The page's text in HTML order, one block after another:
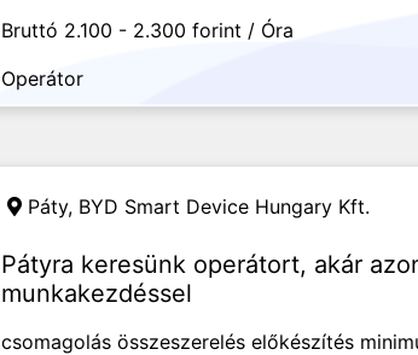
Bruttó 2.100 - 2.300 forint / Óra
Operátor
Páty, BYD Smart Device Hungary Kft.
Pátyra keresünk operátort, akár
munkakezdéssel
csomagolás összeszerelés előkészítés